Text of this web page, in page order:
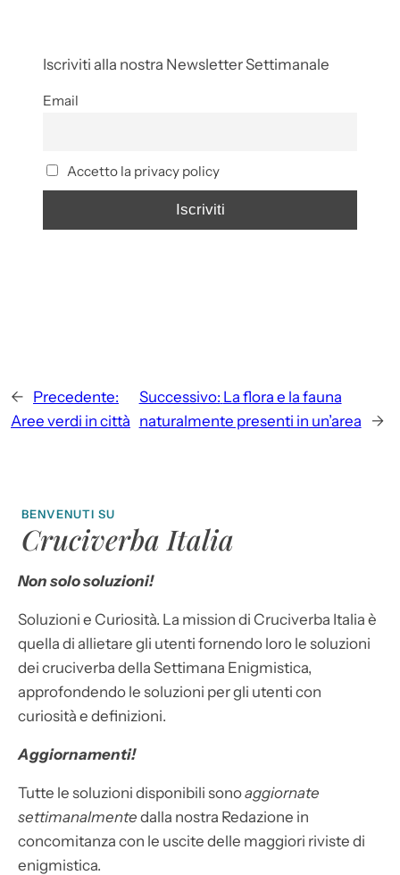
Iscriviti alla nostra Newsletter Settimanale
Email
Accetto la privacy policy
← Precedente:
Aree verdi in città
Successivo: La flora e la fauna
naturalmente presenti in un’area
→
BENVENUTI SU
Cruciverba Italia
Non solo soluzioni!
Soluzioni e Curiosità. La mission di Cruciverba Italia è
quella di allietare gli utenti fornendo loro le soluzioni
dei cruciverba della Settimana Enigmistica,
approfondendo le soluzioni per gli utenti con
curiosità e definizioni.
Aggiornamenti!
Tutte le soluzioni disponibili sonoaggiornate
settimanalmente dalla nostra Redazione in
concomitanza con le uscite delle maggiori riviste di
enigmistica.